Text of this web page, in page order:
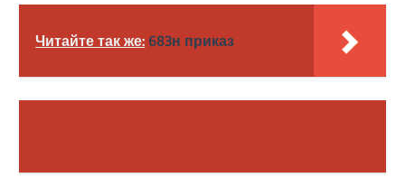
Читайте так же: 683н приказ